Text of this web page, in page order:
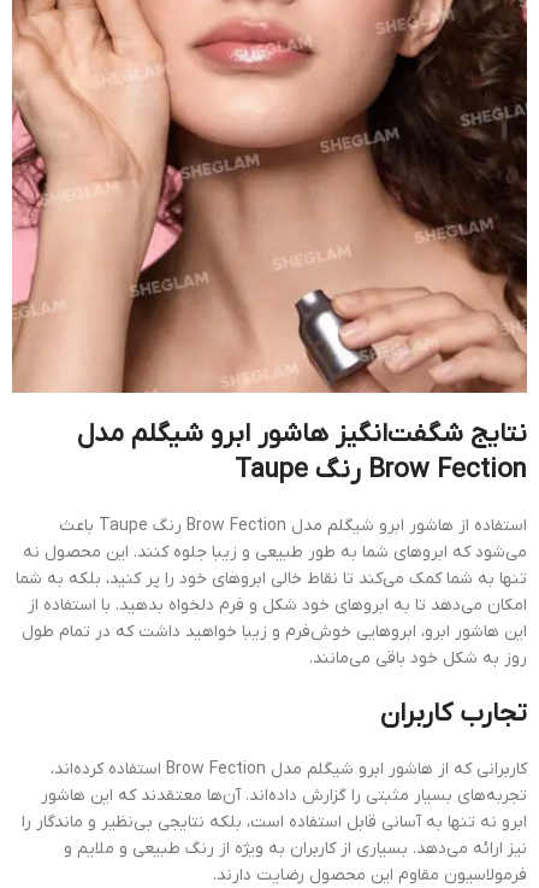
نتایج شگفت‌انگیز هاشور ابرو شیگلم مدل
Brow Fection رنگ Taupe
استفاده از هاشور ابرو شیگلم مدل Brow Fection رنگ Taupe باعث
می‌شود که ابروهای شما به طور طبیعی و زیبا جلوه کنند. این محصول نه
تنها به شما کمک می‌کند تا نقاط خالی ابروهای خود را پر کنید، بلکه به شما
امکان می‌دهد تا به ابروهای خود شکل و فرم دلخواه بدهید. با استفاده از
این هاشور ابرو، ابروهایی خوش‌فرم و زیبا خواهید داشت که در تمام طول
روز به شکل خود باقی می‌مانند.
تجارب کاربران
کاربرانی که از هاشور ابرو شیگلم مدل Brow Fection استفاده کرده‌اند،
تجربه‌های بسیار مثبتی را گزارش داده‌اند. آن‌ها معتقدند که این هاشور
ابرو نه تنها به آسانی قابل استفاده است، بلکه نتایجی بی‌نظیر و ماندگار را
نیز ارائه می‌دهد. بسیاری از کاربران به ویژه از رنگ طبیعی و ملایم و
فرمولاسیون مقاوم این محصول رضایت دارند.